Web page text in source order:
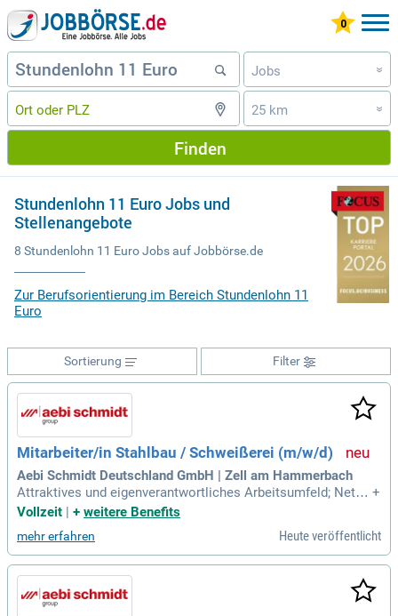
Jobs »
25 km »
Finden
Stundenlohn 11 Euro Jobs und
Stellenangebote
8 Stundenlohn 11 Euro Jobs auf Jobbörse.de
Zur Berufsorientierung im Bereich Stundenlohn 11
Euro
Filter
Sortierung
Mitarbeiter/in Stahlbau / Schweißerei (m/w/d)
Aebi Schmidt Deutschland GmbH | Zell am Hammerbach
Attraktives und eigenverantwortliches Arbeitsumfeld; Nette
s und kompetentes Team; 1-Schicht Betrieb; Attraktiver Stun
den Privatgebrauch zu Firmenkonditionen.
+
Vollzeit
+ weitere Benefits
mehr erfahren Heute veröffentlicht